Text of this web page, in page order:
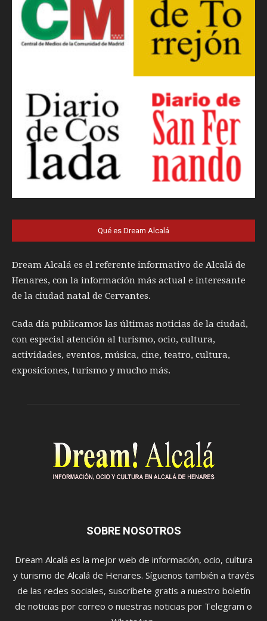
Qué es Dream Alcalá
Dream Alcalá es el referente informativo de Alcalá de
Henares, con la información más actual e interesante
de la ciudad natal de Cervantes.
Cada día publicamos las últimas noticias de la ciudad,
con especial atención al turismo, ocio, cultura,
actividades, eventos, música, cine, teatro, cultura,
exposiciones, turismo y mucho más.
SOBRE NOSOTROS
Dream Alcalá es la mejor web de información, ocio, cultura
y turismo de Alcalá de Henares. Síguenos también a través
de las redes sociales, suscríbete gratis a nuestro boletín
de noticias por correo o nuestras noticias por Telegram o